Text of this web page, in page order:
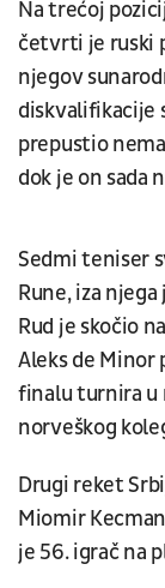
Na trećoj
četvrti je ruski
njegov
diskvalifikacije
prepustio
dok je on sada
Sedmi teniser
Rune, iza
Rud je skočio
Aleks de Minor
finalu turnira u
norveškog
Drugi reket
Miomir
je 56. igrač na